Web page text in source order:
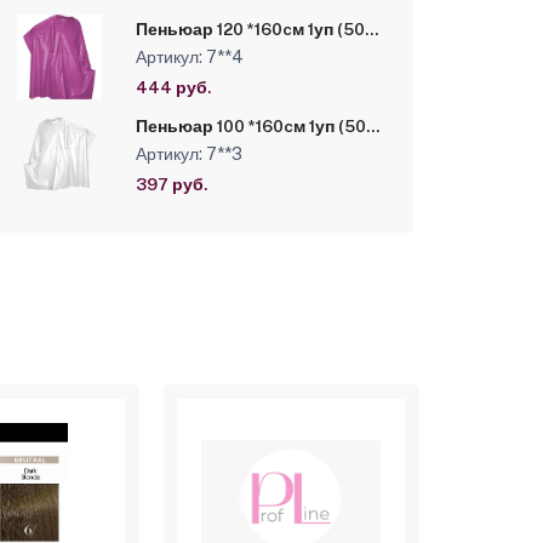
Пеньюар 120 *160cм 1уп (50
шт) цвет розовый
Артикул: 7**4
444 руб.
Пеньюар 100 *160cм 1уп (50
шт) 15 мк полиэтилен
Артикул: 7**3
397 руб.